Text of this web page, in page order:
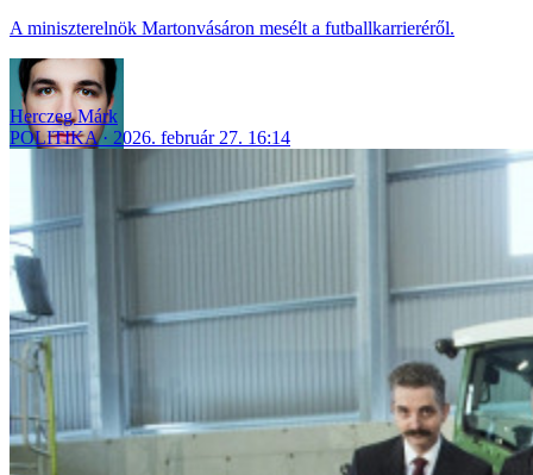
A miniszterelnök Martonvásáron mesélt a futballkarrieréről.
Herczeg Márk
POLITIKA
2026. február 27. 16:14